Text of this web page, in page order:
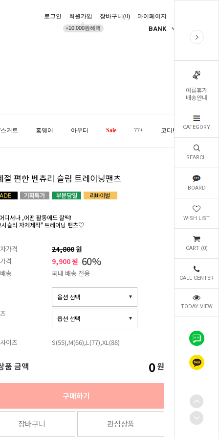
여름휴가
배송안내
CATEGORY
SEARCH
BOARD
WISH LIST
CART (0)
CALL CENTER
TODAY VIEW
로그인 회원가입
+10,000원혜택
장바구니(0) 마이페이지
BANK
커트 홈웨어 아우터 Sale 77+ 코디템 오늘발송
절 편한 벤츄리 슬림 트레이닝팬츠
디서나 ,어떤 활동에도 찰떡!
슬리 자체제작" 트레이닝 팬츠♡
가격 24,800원
격 9,900 원 60%
송 국내 배송 전용
이즈 S(55),M(66),L(77),XL(88)
품 금액 0 원
구매하기
장바구니 관심상품